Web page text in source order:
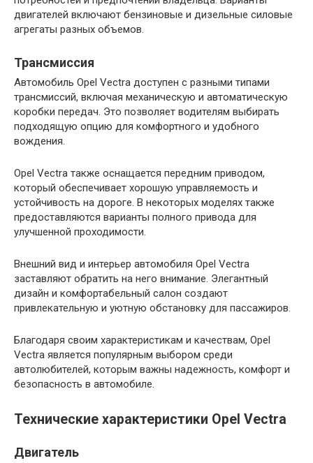
двигателей включают бензиновые и дизельные силовые
агрегаты разных объемов.
Трансмиссия
Автомобиль Opel Vectra доступен с разными типами
трансмиссий, включая механическую и автоматическую
коробки передач. Это позволяет водителям выбирать
подходящую опцию для комфортного и удобного
вождения.
Opel Vectra также оснащается передним приводом,
который обеспечивает хорошую управляемость и
устойчивость на дороге. В некоторых моделях также
предоставляются варианты полного привода для
улучшенной проходимости.
Внешний вид и интерьер автомобиля Opel Vectra
заставляют обратить на него внимание. Элегантный
дизайн и комфортабельный салон создают
привлекательную и уютную обстановку для пассажиров.
Благодаря своим характеристикам и качествам, Opel
Vectra является популярным выбором среди
автолюбителей, которым важны надежность, комфорт и
безопасность в автомобиле.
Технические характеристики Opel Vectra
Двигатель